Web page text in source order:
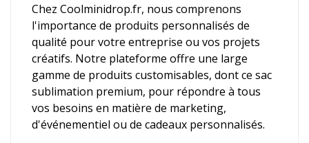
Chez Coolminidrop.fr, nous comprenons
l'importance de produits personnalisés de
qualité pour votre entreprise ou vos projets
créatifs. Notre plateforme offre une large
gamme de produits customisables, dont ce sac
sublimation premium, pour répondre à tous
vos besoins en matière de marketing,
d'événementiel ou de cadeaux personnalisés.